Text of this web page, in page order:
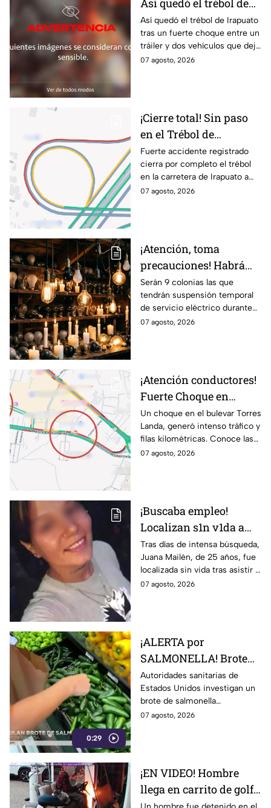
Así quedó el trébol de
Irapuato tras aparatoso
choque; hay mu3rtos y
lesionados
Así quedó el trébol de Irapuato
tras un fuerte choque entre un
tráiler y dos vehículos que dejó
dos muertos y siete personas
07 agosto, 2026
¡Cierre total! Sin paso
en el Trébol de
Irapuato; toma estas
vías alternas
Fuerte accidente registrado
cierra por completo el trébol
en la carretera de Irapuato a
Abasolo
07 agosto, 2026
¡Atención, toma
precauciones! Habrá
suspensión de luz por 8
horas hoy viernes 7 y
mañana sábado 8 de
agosto en 9 sitios
Serán 9 colonias las que
tendrán suspensión temporal
de servicio eléctrico durante
ocho horas este viernes 7 y
07 agosto, 2026
¡Atención conductores!
Fuerte Choque en
Torres Landa provoca
filas kilométricas a esta
altura
Un choque en el bulevar Torres
Landa, generó intenso tráfico y
filas kilométricas. Conoce las
vías alternas.
07 agosto, 2026
¡Buscaba empleo!
Localizan s1n v1da a
joven de 25 años que
acudió a entrevista de
trabajo falsa
Tras días de intensa búsqueda,
Juana Mailén, de 25 años, fue
localizada sin vida tras asistir a
una supuesta oferta laboral en
07 agosto, 2026
0:29
¡ALERTA por
SALMONELLA! Brote
ligado a CHILES
jalapeños ya afecta a 27
estados
Autoridades sanitarias de
Estados Unidos investigan un
brote de salmonella
relacionado con chiles
07 agosto, 2026
¡EN VIDEO! Hombre
llega en carrito de golf